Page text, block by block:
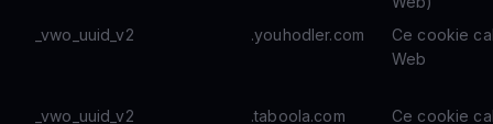
_vwo_uuid_v2
.youhodler.com
Ce cookie
Web
_vwo_uuid_v2 .taboola.com
Ce cookie